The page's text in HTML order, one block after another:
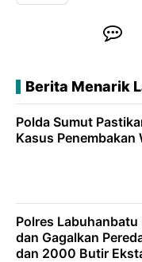
Berita Menarik
Polda Sumut
Kasus Penembakan
Polres
dan Gagalkan
dan 2000 Butir